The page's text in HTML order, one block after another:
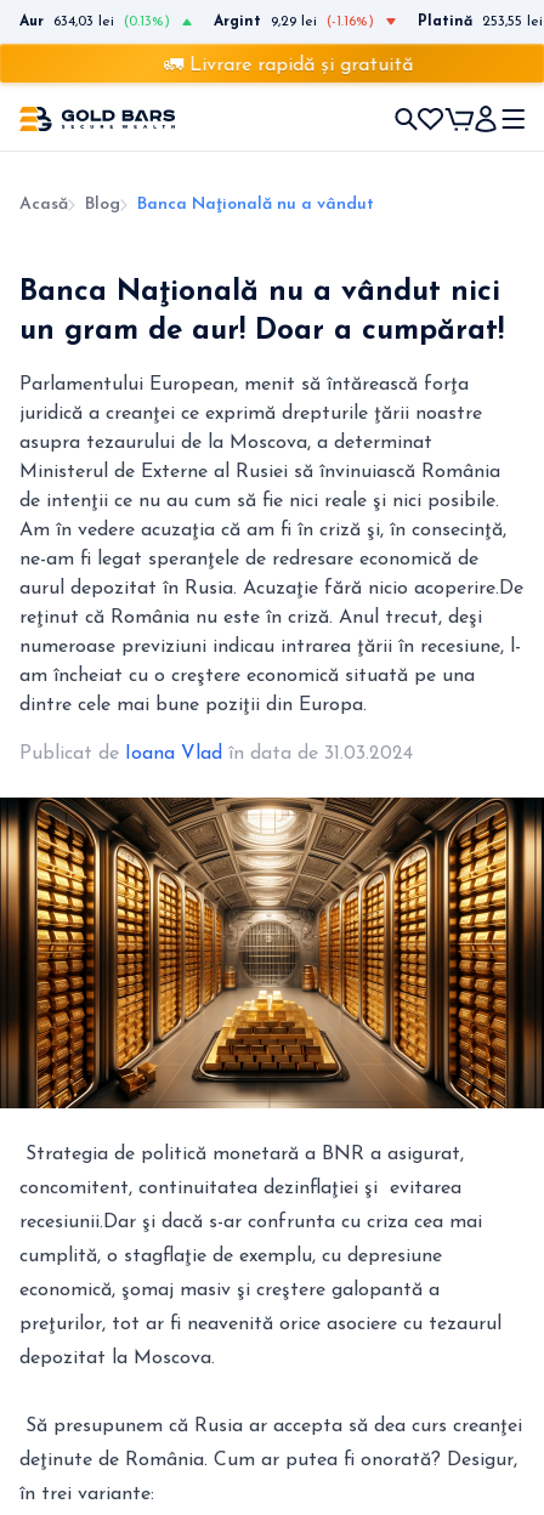
Aur 634,03 lei (0.13%) Argint 9,29 lei (-1.16%) Platină 253,55 lei
🚛 Livrare rapidă și gratuită
Acasă Blog Banca Naţională nu a vândut nici un gram de
Banca Naţională nu a vândut nici
un gram de aur! Doar a cumpărat!
Parlamentului European, menit să întărească forţa
juridică a creanţei ce exprimă drepturile ţării noastre
asupra tezaurului de la Moscova, a determinat
Ministerul de Externe al Rusiei să învinuiască România
de intenţii ce nu au cum să fie nici reale şi nici posibile.
Am în vedere acuzaţia că am fi în criză şi, în consecinţă,
ne-am fi legat speranţele de redresare economică de
aurul depozitat în Rusia. Acuzaţie fără nicio acoperire.De
reţinut că România nu este în criză. Anul trecut, deşi
numeroase previziuni indicau intrarea ţării în recesiune, l-
am încheiat cu o creştere economică situată pe una
dintre cele mai bune poziţii din Europa.
Publicat de Ioana Vlad în data de 31.03.2024
Strategia de politică monetară a BNR a asigurat,
concomitent, continuitatea dezinflaţiei şi evitarea
recesiunii.Dar şi dacă s-ar confrunta cu criza cea mai
cumplită, o stagflaţie de exemplu, cu depresiune
economică, şomaj masiv şi creştere galopantă a
preţurilor, tot ar fi neavenită orice asociere cu tezaurul
depozitat la Moscova.
Să presupunem că Rusia ar accepta să dea curs creanţei
deţinute de România. Cum ar putea fi onorată? Desigur,
în trei variante: